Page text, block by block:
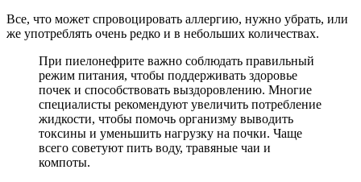
Все, что может спровоцировать аллергию, нужно убрать, или
же употреблять очень редко и в небольших количествах.
При пиелонефрите важно соблюдать правильный
режим питания, чтобы поддерживать здоровье
почек и способствовать выздоровлению. Многие
специалисты рекомендуют увеличить потребление
жидкости, чтобы помочь организму выводить
токсины и уменьшить нагрузку на почки. Чаще
всего советуют пить воду, травяные чаи и
компоты.